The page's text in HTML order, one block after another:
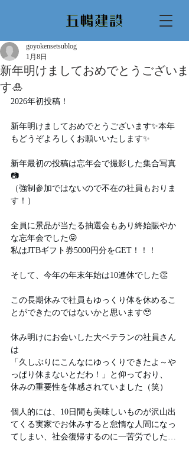
新年明けましておめでとうございま
す🎍
goyokensetsublog
1月8日
2026年初投稿！
新年明けましておめでとうございます✨本年
もどうぞよろしくお願いいたします✨
新年最初の投稿は忘年会で撮影した集合写真
📷
（強制参加ではないので不在の社員もおりま
す！）
全員に景品が当たる抽選会もあり終始賑やか
な忘年会でした😝
私はJTBギフト券5000円分をGET！！！
そして、今年の年末年始は10連休でした👏
この長期休みで社員もゆっくり体を休めるこ
とができたのではないかと思います🥹
休み明けにお会いした大ベテランの社員さん
は
「久しぶりにこんなにゆっくりできたよ～や
っぱり休まないとだわ！」と仰っており、
休みの重要性を体感されていました（笑）
個人的には、10日間も美味しいものが沢山出
てくる実家でお休みすると怠惰な人間になっ
てしまい、社会復帰するのに一苦労でした…